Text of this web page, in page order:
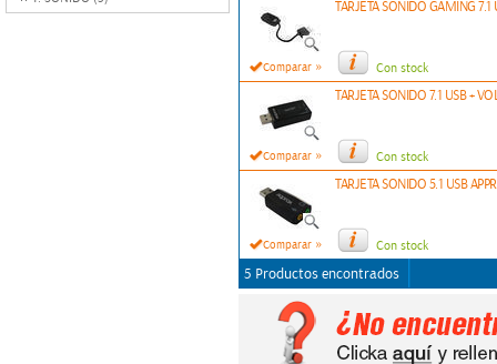
Comparar »
TARJETA SONIDO GAMING 7.1
Con stock
Comparar »
TARJETA SONIDO 7.1 USB +
Con stock
Comparar »
TARJETA SONIDO 5.1 USB
Con stock
5 Productos encontrados